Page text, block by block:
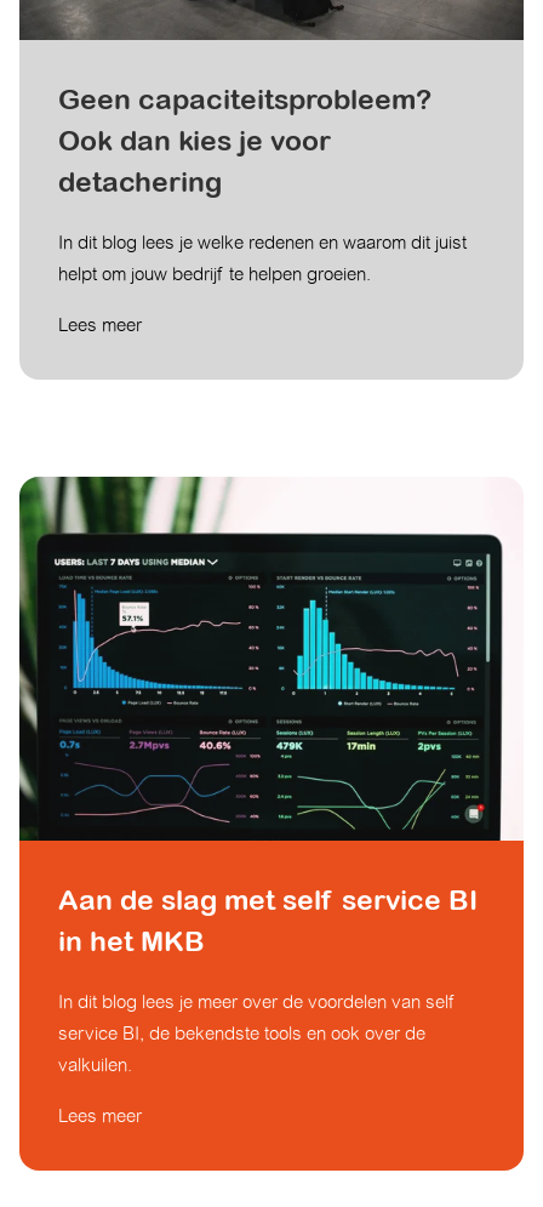
Geen capaciteitsprobleem?
Ook dan kies je voor
detachering
In dit blog lees je welke redenen en waarom dit juist
helpt om jouw bedrijf te helpen groeien.
Lees meer
Aan de slag met self service BI
in het MKB
In dit blog lees je meer over de voordelen van self
service BI, de bekendste tools en ook over de
valkuilen.
Lees meer